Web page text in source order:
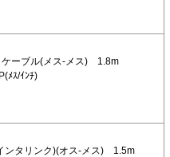
ケーブル(メス-メス) 1.8m
ﾒｽ/ｲﾝﾁ)
ンタリンク)(オス-メス) 1.5m